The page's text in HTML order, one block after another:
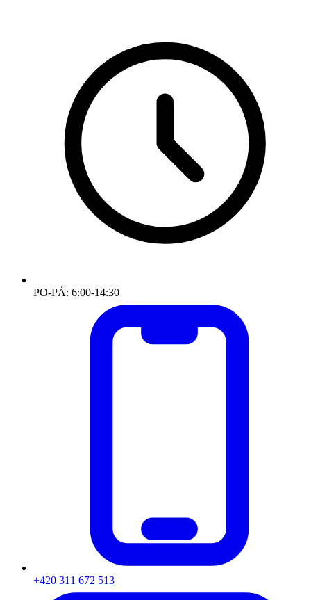
PO-PÁ: 6:00-14:30
+420 311 672 513